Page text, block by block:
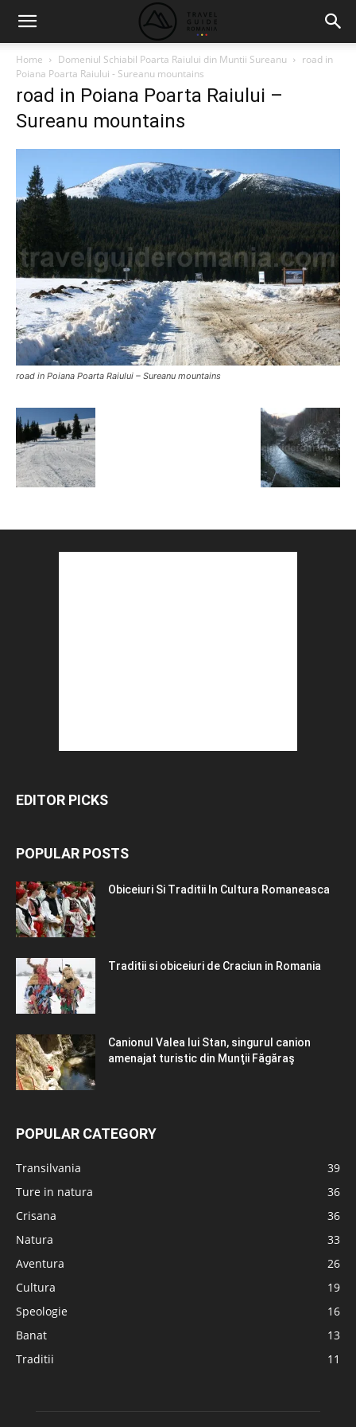
Home Domeniul Schiabil Poarta Raiului din Muntii Sureanu
road in
Poiana Poarta Raiului - Sureanu mountains
road in Poiana Poarta Raiului –
Sureanu mountains
road in Poiana Poarta Raiului – Sureanu mountains
EDITOR PICKS
POPULAR POSTS
Obiceiuri Si Traditii In Cultura Romaneasca
Traditii si obiceiuri de Craciun in Romania
Canionul Valea lui Stan, singurul canion
amenajat turistic din Munţii Făgăraş
POPULAR CATEGORY
Transilvania
39
Ture in natura
36
Crisana
36
Natura
33
Aventura
26
Cultura
19
Speologie
16
Banat
13
Traditii
11